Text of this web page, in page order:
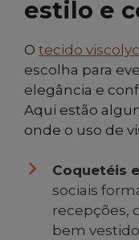
estilo e
O tecido
escolha para
elegância e
Aqui estão
onde o uso de
Coquetéis
sociais
recepções,
bem